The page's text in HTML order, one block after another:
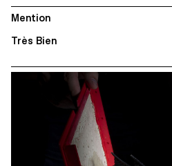
Mention
Très Bien